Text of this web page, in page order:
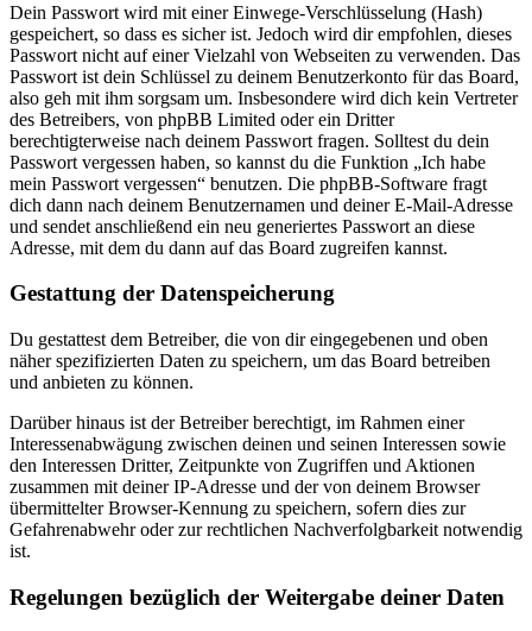
Dein Passwort wird mit einer Einwege-Verschlüsselung (Hash)
gespeichert, so dass es sicher ist. Jedoch wird dir empfohlen, dieses
Passwort nicht auf einer Vielzahl von Webseiten zu verwenden. Das
Passwort ist dein Schlüssel zu deinem Benutzerkonto für das Board,
also geh mit ihm sorgsam um. Insbesondere wird dich kein Vertreter
des Betreibers, von phpBB Limited oder ein Dritter
berechtigterweise nach deinem Passwort fragen. Solltest du dein
Passwort vergessen haben, so kannst du die Funktion „Ich habe
mein Passwort vergessen“ benutzen. Die phpBB-Software fragt
dich dann nach deinem Benutzernamen und deiner E-Mail-Adresse
und sendet anschließend ein neu generiertes Passwort an diese
Adresse, mit dem du dann auf das Board zugreifen kannst.
Gestattung der Datenspeicherung
Du gestattest dem Betreiber, die von dir eingegebenen und oben
näher spezifizierten Daten zu speichern, um das Board betreiben
und anbieten zu können.
Darüber hinaus ist der Betreiber berechtigt, im Rahmen einer
Interessenabwägung zwischen deinen und seinen Interessen sowie
den Interessen Dritter, Zeitpunkte von Zugriffen und Aktionen
zusammen mit deiner IP-Adresse und der von deinem Browser
übermittelter Browser-Kennung zu speichern, sofern dies zur
Gefahrenabwehr oder zur rechtlichen Nachverfolgbarkeit notwendig
ist.
Regelungen bezüglich der Weitergabe deiner Daten